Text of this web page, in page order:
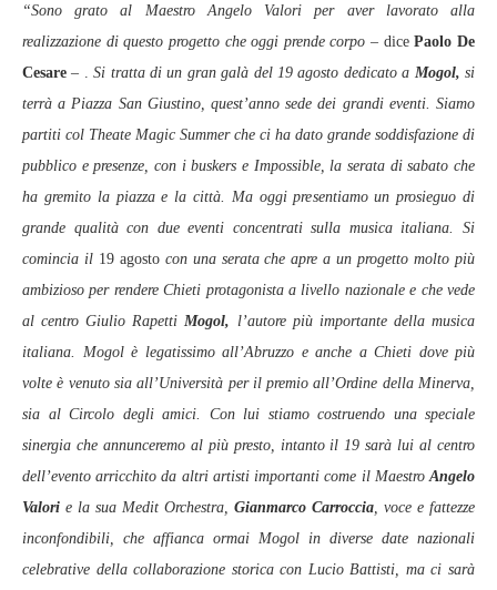
“Sono grato al Maestro Angelo Valori per aver lavorato alla
realizzazione di questo progetto che oggi prende corpo – dicePaolo De
Cesare – .Si tratta di un gran galà del 19 agosto dedicato a Mogol, si
terrà a Piazza San Giustino, quest’anno sede dei grandi eventi. Siamo
partiti col Theate Magic Summer che ci ha dato grande soddisfazione di
pubblico e presenze, con i buskers e Impossible, la serata di sabato che
ha gremito la piazza e la città. Ma oggi presentiamo un prosieguo di
grande qualità con due eventi concentrati sulla musica italiana. Si
comincia il19 agosto con una serata che apre a un progetto molto più
ambizioso per rendere Chieti protagonista a livello nazionale e che vede
al centro Giulio Rapetti Mogol, l’autore più importante della musica
italiana. Mogol è legatissimo all’Abruzzo e anche a Chieti dove più
volte è venuto sia all’Università per il premio all’Ordine della Minerva,
sia al Circolo degli amici. Con lui stiamo costruendo una speciale
sinergia che annunceremo al più presto, intanto il 19 sarà lui al centro
dell’evento arricchito da altri artisti importanti come il Maestro Angelo
Valori e la sua Medit Orchestra, Gianmarco Carroccia , voce e fattezze
inconfondibili, che affianca ormai Mogol in diverse date nazionali
celebrative della collaborazione storica con Lucio Battisti, ma ci sarà